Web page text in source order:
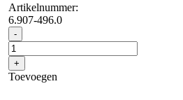
Artikelnummer:
6.907-496.0
- Omkeerbaar
vloermondstuk,
DN
35,
270
+
Toevoegen